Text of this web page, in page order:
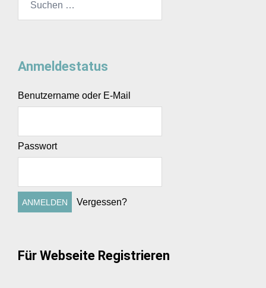
Anmeldestatus
Benutzername oder E-Mail
Passwort
Vergessen?
Für Webseite Registrieren